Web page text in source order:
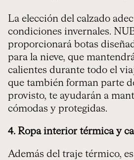
La elección del calzado
condiciones invernales.
proporcionará botas
para la nieve, que
calientes durante todo el
que también forman parte
provisto, te ayudarán a
cómodas y protegidas.
4. Ropa interior térmica y
Además del traje térmico,